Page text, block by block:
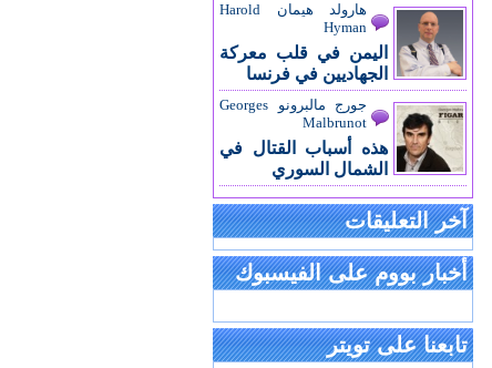
هارولد هيمان Harold
Hyman
اليمن في قلب معركة
الجهاديين في فرنسا
جورج مالبرونو Georges
Malbrunot
هذه أسباب القتال في
الشمال السوري
آخر التعليقات
أخبار بووم على الفيسبوك
تابعنا على تويتر